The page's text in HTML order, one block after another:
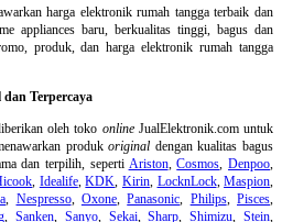
harga elektronik rumah tangga terbaik dan
appliances baru, berkualitas tinggi, bagus dan
produk, dan harga elektronik rumah tangga
Terpercaya
oleh toko onlineJualElektronik.com untuk
produkoriginal dengan kualitas bagus
dan terpilih, seperti Ariston,Cosmos,Denpoo,
, Idealife,KDK, Kirin, LocknLock,Maspion,
, Nespresso, Oxone,Panasonic, Philips, Pisces,
,Sanken, Sanyo, Sekai,Sharp,Shimizu,Stein,